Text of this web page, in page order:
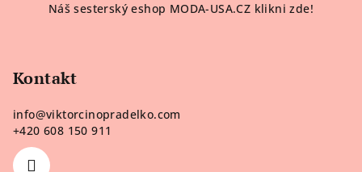
Náš sesterský eshop MODA-USA.CZ klikni zde!
Kontakt
info@viktorcinopradelko.com
+420 608 150 911